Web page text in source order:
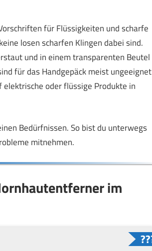
für Flüssigkeiten und scharfe
losen scharfen Klingen dabei sind.
und in einem transparenten Beutel
für das Handgepäck meist ungeeignet
oder flüssige Produkte in
Bedürfnissen. So bist du unterwegs
mitnehmen.
im